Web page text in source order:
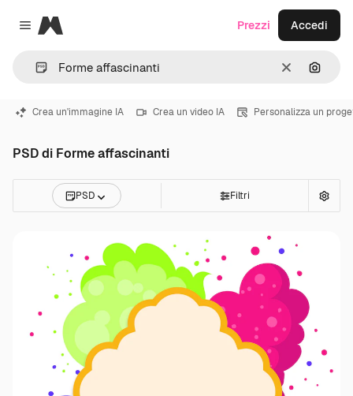
Close menu
Magnific
CancellaCerca
Prezzi Accedi
Crea un'immagine IA Crea un video IA Personalizza un
PSD di Forme affascinanti
PSD Filtri